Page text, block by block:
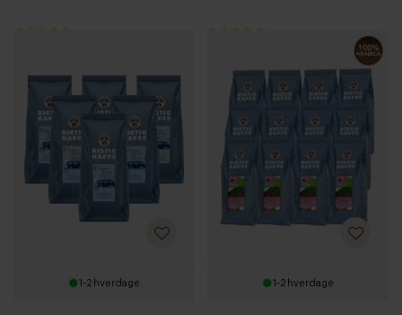
1-2 hverdage 1-2 hverdage